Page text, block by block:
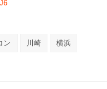
ン 川崎 横浜